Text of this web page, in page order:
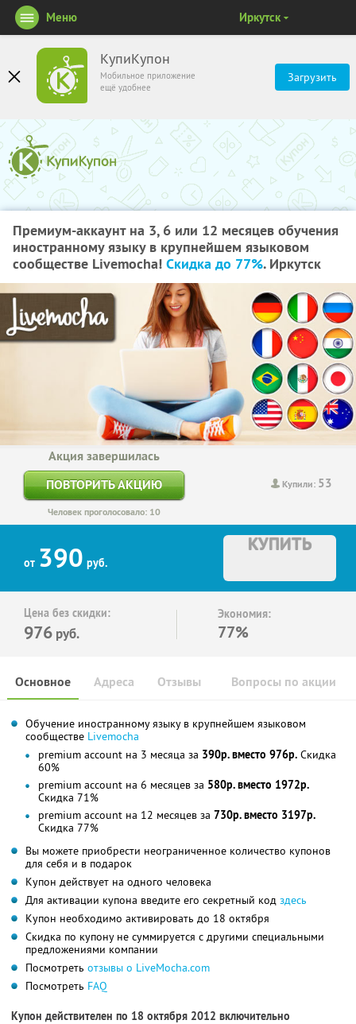
КупиКупон
Мобильное приложение
ещё удобнее
Загрузить
Меню Иркутск
Премиум-аккаунт на 3, 6 или 12 месяцев обучения
иностранному языку в крупнейшем языковом
сообществе Livemocha! Скидка до 77%. Иркутск
Купили: 53
Акция завершилась
ПОВТОРИТЬ АКЦИЮ
Человек проголосовало: 10
от 390 руб.
КУПИТЬ
Цена без скидки:
976 руб.
Экономия:
77%
Основное Отзывы Вопросы по акции
Адреса
Обучение иностранному языку в крупнейшем языковом
сообществе Livemocha
premium account на 3 месяца за 390р. вместо 976р. Скидка
60%
premium account на 6 месяцев за 580р. вместо 1972р.
Скидка 71%
premium account на 12 месяцев за 730р. вместо 3197р.
Скидка 77%
Вы можете приобрести неограниченное количество купонов
для себя и в подарок
Купон действует на одного человека
Для активации купона введите его секретный код здесь
Купон необходимо активировать до 18 октября
Скидка по купону не суммируется с другими специальными
предложениями компании
Посмотреть отзывы о LiveMocha.com
Посмотреть FAQ
Купон действителен по 18 октября 2012 включительно